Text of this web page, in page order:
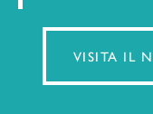
VISITA IL